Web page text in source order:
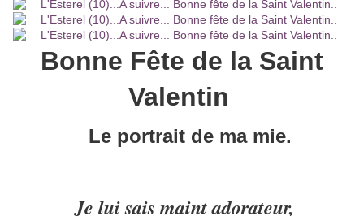
Bonne Fête de la Saint
Valentin
Le portrait de ma mie.
Je lui sais maint adorateur,